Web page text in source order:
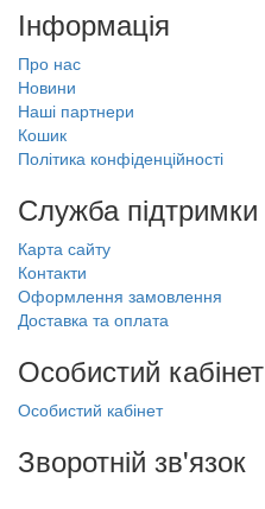
Інформація
Про нас
Новини
Наші партнери
Кошик
Політика конфіденційності
Служба підтримки
Карта сайту
Контакти
Оформлення замовлення
Доставка та оплата
Особистий кабінет
Особистий кабінет
Зворотній зв'язок